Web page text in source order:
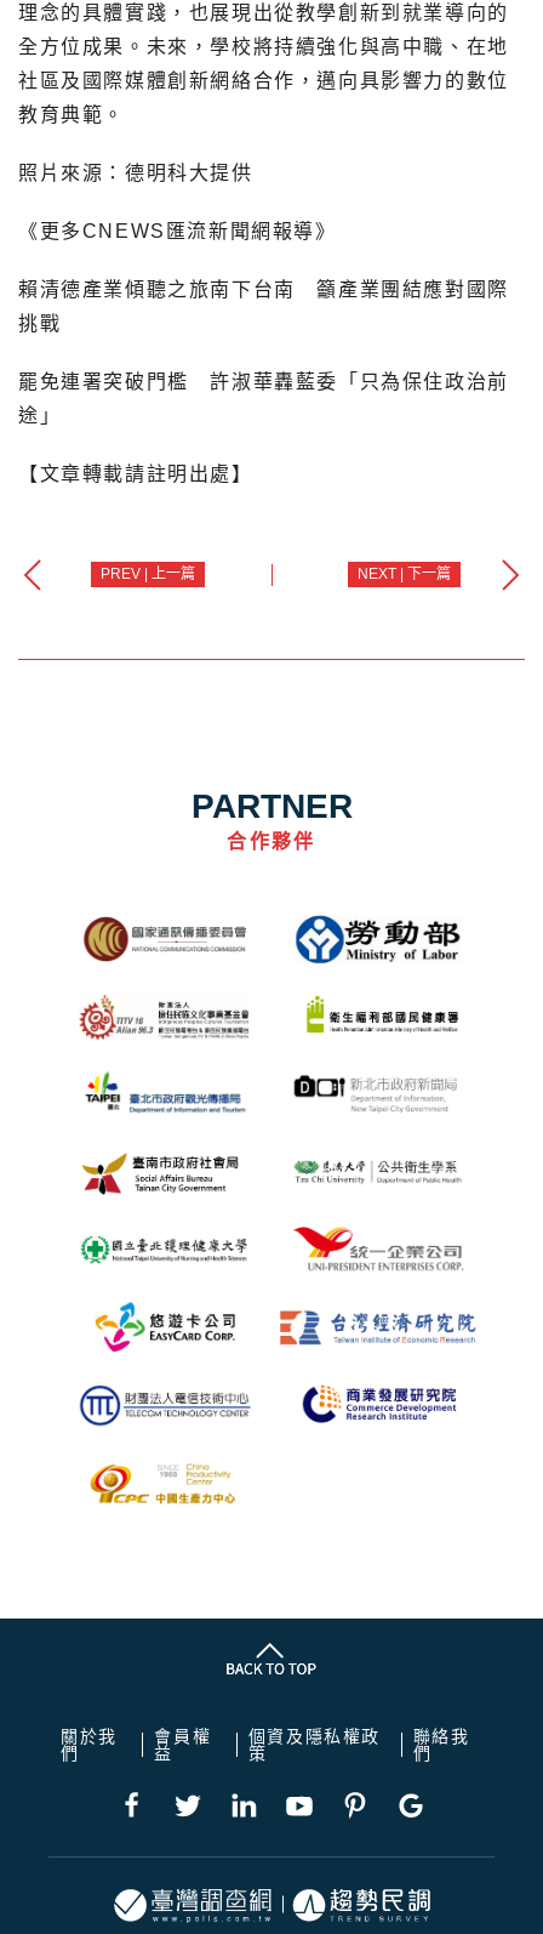
理念的具體實踐，也展現出從教學創新到就業導向的
全方位成果。未來，學校將持續強化與高中職、在地
社區及國際媒體創新網絡合作，邁向具影響力的數位
教育典範。
照片來源：德明科大提供
《更多CNEWS匯流新聞網報導》
賴清德產業傾聽之旅南下台南 籲產業團結應對國際
挑戰
罷免連署突破門檻 許淑華轟藍委「只為保住政治前
途」
【文章轉載請註明出處】
PREV | 上一篇 NEXT | 下一篇
PARTNER
合作夥伴
關於我
們
會員權
益
個資及隱私權政
策
聯絡我
們